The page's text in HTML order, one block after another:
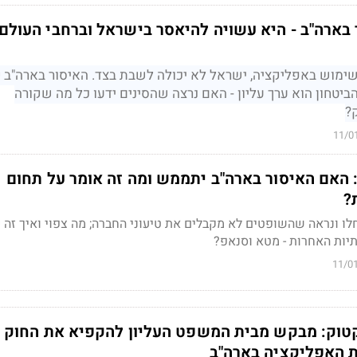
- היא עשויה להיאסר בישראל וברחבי העולם
באפליקציה, ישראל לא יכולה לשבת בצד. האיסור בארה"ב
הוא ערך עליון - האם נרצה שהסינים ידעו כל מה שקורה
11/
האם האיסור בארה"ב יתממש ומה זה אומר על תחום
ונראה שהשופטים לא מקבלים את טיעוני החברה; מה צפוי ואיך
האחרות - מטא וסנאפ?
11/
מבקש מבית המשפט העליון להקפיא את החוק